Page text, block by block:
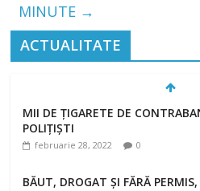
MINUTE →
ACTUALITATE
MII DE ȚIGARETE DE
POLIȚIȘTI
februarie 28, 2022 0
BĂUT, DROGAT ȘI FĂRĂ